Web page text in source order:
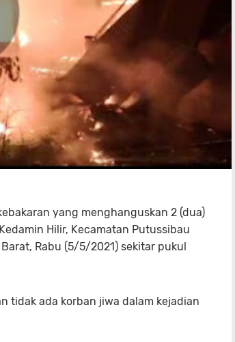
yang menghanguskan 2 (dua)
Hilir, Kecamatan Putussibau
Rabu (5/5/2021) sekitar pukul
tidak ada korban jiwa dalam kejadian